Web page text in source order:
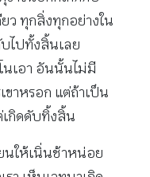
ว ทุกสิ่งทุกอย่างใน
ไปทั้งสิ้นเลย
นเอา อันนั้นไม่มี
ขาหรอก แต่ถ้าเป็น
กิดดับทิ้งสิ้น
นให้เนิ่นช้าหน่อย